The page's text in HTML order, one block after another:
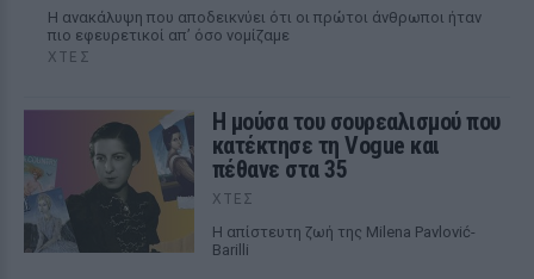
Η ανακάλυψη που αποδεικνύει ότι οι πρώτοι άνθρωποι ήταν
πιο εφευρετικοί απ’ όσο νομίζαμε
ΧΤΕΣ
Η μούσα του σουρεαλισμού που
κατέκτησε τη Vogue και
πέθανε στα 35
ΧΤΕΣ
Η απίστευτη ζωή της Milena Pavlović-
Barilli